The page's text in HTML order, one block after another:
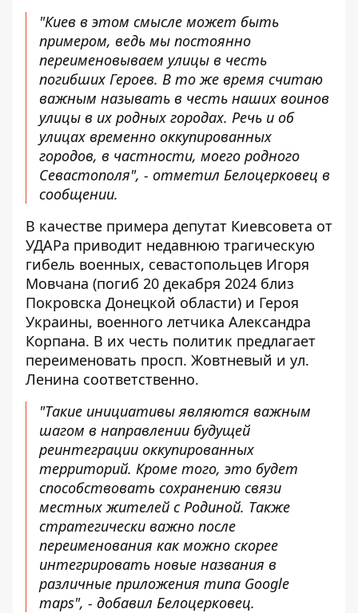
"Киев в этом смысле может быть
примером, ведь мы постоянно
переименовываем улицы в честь
погибших Героев. В то же время считаю
важным называть в честь наших воинов
улицы в их родных городах. Речь и об
улицах временно оккупированных
городов, в частности, моего родного
Севастополя", - отметил Белоцерковец в
сообщении.
В качестве примера депутат Киевсовета от
УДАРа приводит недавнюю трагическую
гибель военных, севастопольцев Игоря
Мовчана (погиб 20 декабря 2024 близ
Покровска Донецкой области) и Героя
Украины, военного летчика Александра
Корпана. В их честь политик предлагает
переименовать просп. Жовтневый и ул.
Ленина соответственно.
"Такие инициативы являются важным
шагом в направлении будущей
реинтеграции оккупированных
территорий. Кроме того, это будет
способствовать сохранению связи
местных жителей с Родиной. Также
стратегически важно после
переименования как можно скорее
интегрировать новые названия в
различные приложения типа Google
maps", - добавил Белоцерковец.